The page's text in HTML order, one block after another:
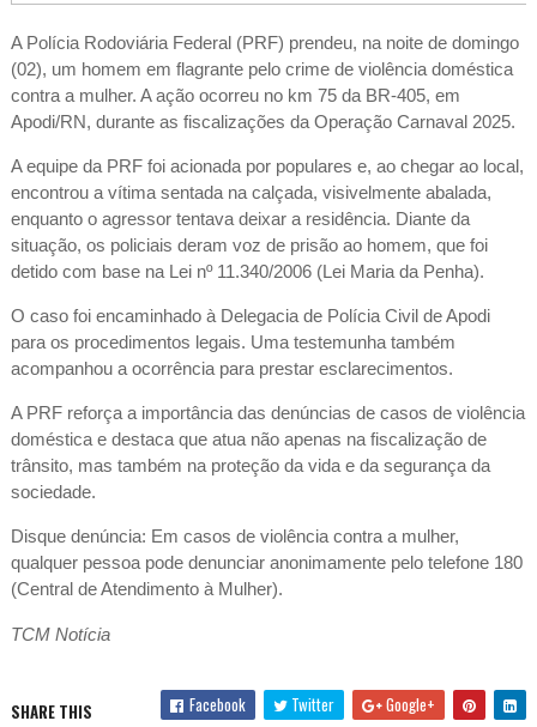
A Polícia Rodoviária Federal (PRF) prendeu, na noite de domingo
(02), um homem em flagrante pelo crime de violência doméstica
contra a mulher. A ação ocorreu no km 75 da BR-405, em
Apodi/RN, durante as fiscalizações da Operação Carnaval 2025.
A equipe da PRF foi acionada por populares e, ao chegar ao local,
encontrou a vítima sentada na calçada, visivelmente abalada,
enquanto o agressor tentava deixar a residência. Diante da
situação, os policiais deram voz de prisão ao homem, que foi
detido com base na Lei nº 11.340/2006 (Lei Maria da Penha).
O caso foi encaminhado à Delegacia de Polícia Civil de Apodi
para os procedimentos legais. Uma testemunha também
acompanhou a ocorrência para prestar esclarecimentos.
A PRF reforça a importância das denúncias de casos de violência
doméstica e destaca que atua não apenas na fiscalização de
trânsito, mas também na proteção da vida e da segurança da
sociedade.
Disque denúncia: Em casos de violência contra a mulher,
qualquer pessoa pode denunciar anonimamente pelo telefone 180
(Central de Atendimento à Mulher).
TCM Notícia
SHARE THIS Facebook Twitter Google+